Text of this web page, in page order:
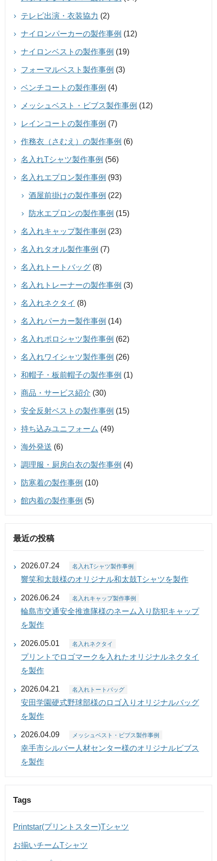
テレビ出演・衣装協力 (2)
ナイロンパーカーの製作事例 (12)
ナイロンベストの製作事例 (19)
フォーマルベスト製作事例 (3)
ベンチコートの製作事例 (4)
メッシュベスト・ビブス製作事例 (12)
レインコートの製作事例 (7)
作務衣（さむえ）の製作事例 (6)
名入れTシャツ製作事例 (56)
名入れエプロン製作事例 (93)
酒屋前掛けの製作事例 (22)
防水エプロンの製作事例 (15)
名入れキャップ製作事例 (23)
名入れタオル製作事例 (7)
名入れトートバッグ (8)
名入れトレーナーの製作事例 (3)
名入れネクタイ (8)
名入れパーカー製作事例 (14)
名入れポロシャツ製作事例 (62)
名入れワイシャツ製作事例 (26)
和帽子・板前帽子の製作事例 (1)
商品・サービス紹介 (30)
安全反射ベストの製作事例 (15)
持ち込みユニフォーム (49)
海外発送 (6)
調理服・厨房白衣の製作事例 (4)
防寒着の製作事例 (10)
館内着の製作事例 (5)
最近の投稿
2026.07.24 名入れTシャツ製作事例
響笑和太鼓様のオリジナル和太鼓Tシャツを製作
2026.06.24 名入れキャップ製作事例
輪島市交通安全推進隊様のネーム入り防犯キャップ
を製作
2026.05.01 名入れネクタイ
プリントでロゴマークを入れたオリジナルネクタイ
を製作
2026.04.21 名入れトートバッグ
安田学園硬式野球部様のロゴ入りオリジナルバッグ
を製作
2026.04.09 メッシュベスト・ビブス製作事例
幸手市シルバー人材センター様のオリジナルビブス
を製作
Tags
Printstar(プリントスター)Tシャツ
お揃いチームTシャツ